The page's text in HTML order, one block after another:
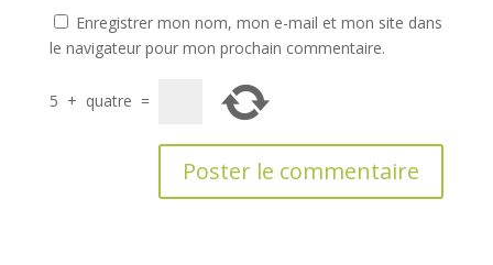
Enregistrer mon nom, mon e-mail et mon site dans
le navigateur pour mon prochain commentaire.
5 + quatre =